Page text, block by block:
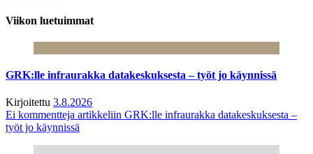
Viikon luetuimmat
GRK:lle infraurakka datakeskuksesta – työt jo käynnissä
Kirjoitettu 3.8.2026
Ei kommentteja artikkeliin GRK:lle infraurakka datakeskuksesta –
työt jo käynnissä